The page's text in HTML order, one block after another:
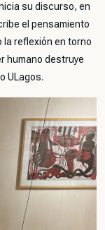
su discurso, en
el pensamiento
la reflexión en torno
humano destruye
ULagos.